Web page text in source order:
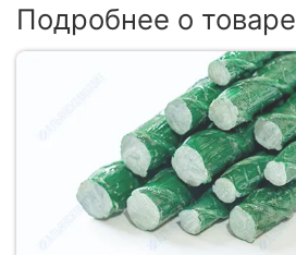
Подробнее о товаре